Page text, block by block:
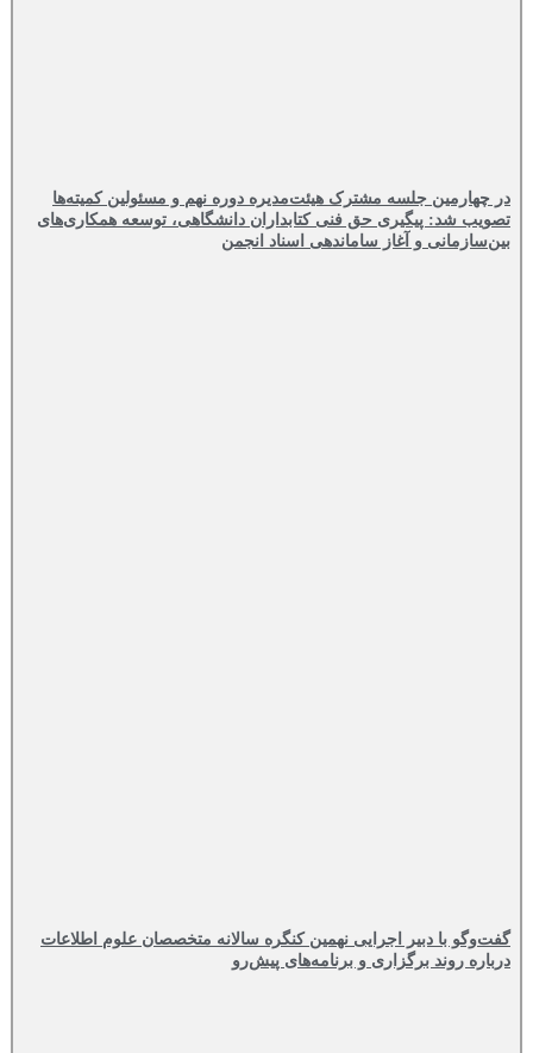
در چهارمین جلسه مشترک هیئت‌مدیره دوره نهم و مسئولین کمیته‌ها
تصویب شد: پیگیری حق فنی کتابداران دانشگاهی، توسعه همکاری‌های
بین‌سازمانی و آغاز ساماندهی اسناد انجمن
گفت‌وگو با دبیر اجرایی نهمین کنگره سالانه متخصصان علوم اطلاعات
درباره روند برگزاری و برنامه‌های پیش‌رو